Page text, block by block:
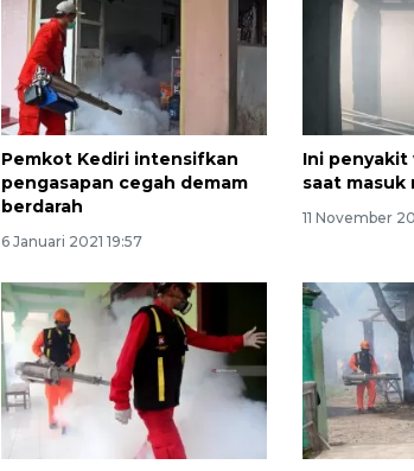
Pemkot Kediri intensifkan
pengasapan cegah demam
berdarah
6 Januari 2021 19:57
Ini penyakit
saat masuk
11 November
musim kemarau
2026-08-05 12:00:00